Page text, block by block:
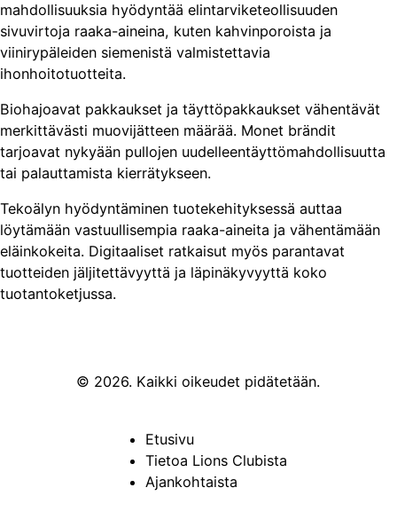
mahdollisuuksia hyödyntää elintarviketeollisuuden
sivuvirtoja raaka-aineina, kuten kahvinporoista ja
viinirypäleiden siemenistä valmistettavia
ihonhoitotuotteita.
Biohajoavat pakkaukset ja täyttöpakkaukset vähentävät
merkittävästi muovijätteen määrää. Monet brändit
tarjoavat nykyään pullojen uudelleentäyttömahdollisuutta
tai palauttamista kierrätykseen.
Tekoälyn hyödyntäminen tuotekehityksessä auttaa
löytämään vastuullisempia raaka-aineita ja vähentämään
eläinkokeita. Digitaaliset ratkaisut myös parantavat
tuotteiden jäljitettävyyttä ja läpinäkyvyyttä koko
tuotantoketjussa.
© 2026. Kaikki oikeudet pidätetään.
Etusivu
Tietoa Lions Clubista
Ajankohtaista